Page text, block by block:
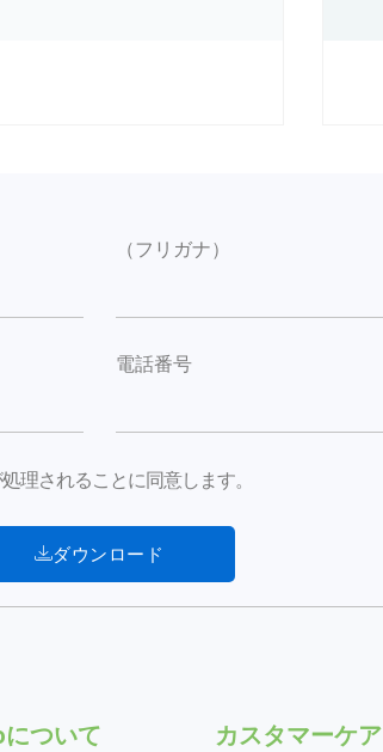
（フリガナ）
電話番号
理されることに同意します。
ダウンロード
ついて カスタマーケア